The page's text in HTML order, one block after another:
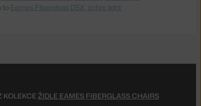
to Eames Fiberglass DSX, ochre light
KOLEKCE ŽIDLE EAMES FIBERGLASS CHAIRS